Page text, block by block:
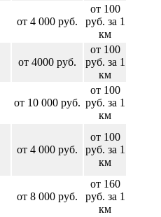
от 4 000 руб.
от 100
руб. за 1
км
от 4000 руб.
от 100
руб. за 1
км
от 10 000 руб.
от 100
руб. за 1
км
от 4 000 руб.
от 100
руб. за 1
км
от 8 000 руб.
от 160
руб. за 1
км